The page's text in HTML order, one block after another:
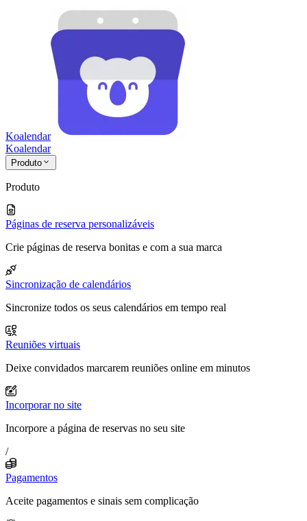
Koalendar
Koalendar
Produto
Produto
Páginas de reserva personalizáveis
Crie páginas de reserva bonitas e com a sua marca
Sincronização de calendários
Sincronize todos os seus calendários em tempo real
Reuniões virtuais
Deixe convidados marcarem reuniões online em minutos
Incorporar no site
Incorpore a página de reservas no seu site
/
Pagamentos
Aceite pagamentos e sinais sem complicação